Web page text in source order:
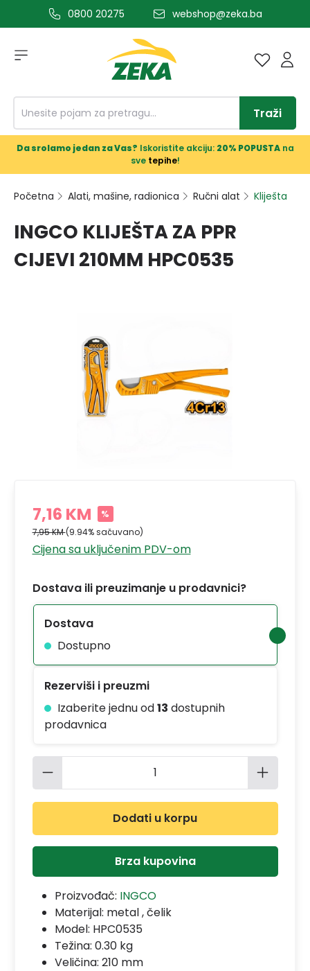
glavni sadržaj0800 20275 webshop@zeka.ba
Traži
Da srolamo jedan za Vas? Iskoristite akciju: 20% POPUSTAna
sve tepihe!
Početna Alati, mašine, radionica Ručni alat Kliješta
INGCO KLIJEŠTA ZA PPR
CIJEVI 210MM HPC0535
7,16 KM %
7,95 KM(9.94% sačuvano)
Cijena sa uključenim PDV-om
Dostava ili preuzimanje u prodavnici?
Dostava
Dostupno
Rezerviši i preuzmi
Izaberite jednu od13 dostupnih
prodavnica
Količina proizvoda: Unesite
Dodati u korpu
Brza kupovina
Proizvođač: INGCO
Materijal: metal , čelik
Model: HPC0535
Težina: 0.30 kg
Veličina: 210 mm